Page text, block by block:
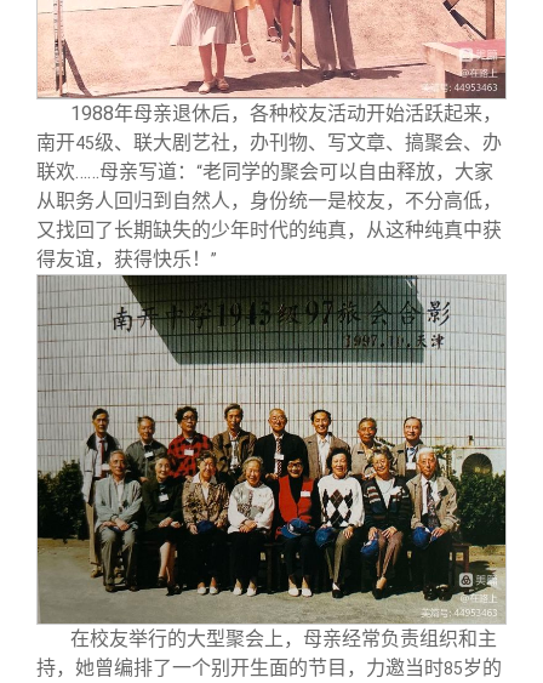
1988年母亲退休后，各种校友活动开始活跃起来，
南开45级、联大剧艺社，办刊物、写文章、搞聚会、办
联欢……母亲写道： “老同学的聚会可以自由释放，大家
从职务人回归到自然人，身份统一是校友，不分高低，
又找回了长期缺失的少年时代的纯真，从这种纯真中获
得友谊，获得快乐！ ”
在校友举行的大型聚会上，母亲经常负责组织和主
持，她曾编排了一个别开生面的节目，力邀当时85岁的